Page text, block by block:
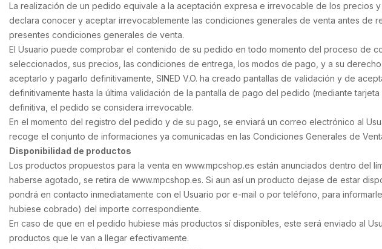
La realización de un pedido equivale a la aceptación expresa e irrevocable de los precios
declara conocer y aceptar irrevocablemente las condiciones generales de venta antes de
presentes condiciones generales de venta.
El Usuario puede comprobar el contenido de su pedido en todo momento del proceso de
seleccionados, sus precios, las condiciones de entrega, los modos de pago, y a su
aceptarlo y pagarlo definitivamente, SINED V.O. ha creado pantallas de validación y de
definitivamente hasta la última validación de la pantalla de pago del pedido (mediante
definitiva, el pedido se considera irrevocable.
En el momento del registro del pedido y de su pago, se enviará un correo electrónico al
recoge el conjunto de informaciones ya comunicadas en las Condiciones Generales de
Disponibilidad de productos
Los productos propuestos para la venta en www.mpcshop.es están anunciados dentro del
haberse agotado, se retira de www.mpcshop.es. Si aun así un producto dejase de estar
pondrá en contacto inmediatamente con el Usuario por e-mail o por teléfono, para
hubiese cobrado) del importe correspondiente.
En caso de que en el pedido hubiese más productos sí disponibles, este será enviado al
productos que le van a llegar efectivamente.